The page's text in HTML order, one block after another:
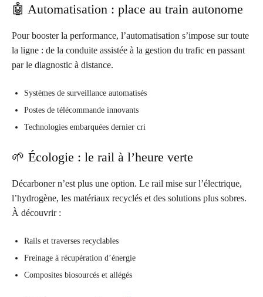
🤖 Automatisation : place au train autonome
Pour booster la performance, l’automatisation s’impose sur toute
la ligne : de la conduite assistée à la gestion du trafic en passant
par le diagnostic à distance.
Systèmes de surveillance automatisés
Postes de télécommande innovants
Technologies embarquées dernier cri
🌱 Écologie : le rail à l’heure verte
Décarboner n’est plus une option. Le rail mise sur l’électrique,
l’hydrogène, les matériaux recyclés et des solutions plus sobres.
À découvrir :
Rails et traverses recyclables
Freinage à récupération d’énergie
Composites biosourcés et allégés